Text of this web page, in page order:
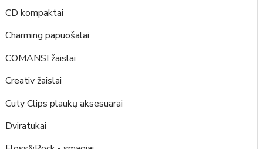
CD kompaktai
Charming papuošalai
COMANSI žaislai
Creativ žaislai
Cuty Clips plaukų aksesuarai
Dviratukai